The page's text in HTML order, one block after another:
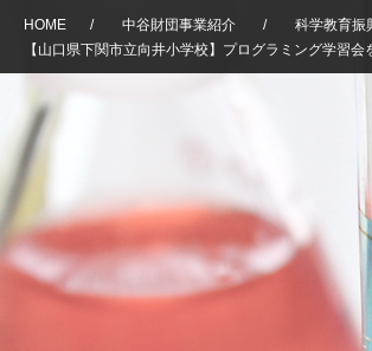
HOME / 中谷財団事業紹介 / 科学教育振
【山口県下関市立向井小学校】プログラミング学習会